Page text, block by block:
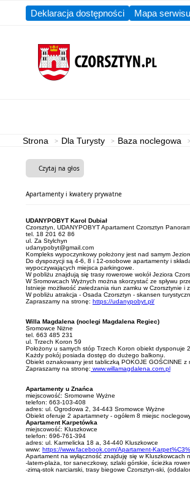
Deklaracja dostępności Mapa serwisu
Strona Dla Turysty Baza noclegowa
Czytaj na głos
Apartamenty i kwatery prywatne
UDANYPOBYT Karol Dubiał
Czorsztyn, UDANYPOBYT Apartament Czorsztyn
tel. 18 201 62 86
ul. Za Stylchyn
udanypobyt@gmail.com
Kompleks wypoczynkowy położony jest nad samym
Do dyspozycji są 4-6, 8 i 12-osobowe apartamenty i
wypoczywających miejsca parkingowe.
W pobliżu znajdują się trasy rowerowe wokół Jeziora
W Sromowcach Wyżnych można skorzystać ze spływu
Istnieje możliwość zwiedzania riun zamku w Czorsztynie i
W pobliżu atrakcja - Osada Czorsztyn - skansen
Zapraszamy na stronę: https://udanypobyt.pl/
Willa Magdalena (noclegi Magdalena Regiec)
Sromowce Niżne
tel. 663 485 231
ul. Trzech Koron 59
Położony u samych stóp Trzech Koron obiekt dysponuje
Każdy pokój posiada dostęp do dużego balkonu.
Obiekt oznakowany jest tabliczką POKOJE GOŚCINNE z
Zapraszamy na stronę: www.willamagdalena.com.pl
Apartamenty u Znańca
miejscowość: Sromowne Wyżne
telefon: 663-103-408
adres: ul. Ogrodowa 2, 34-443 Sromowce Wyżne
Obiekt oferuje 2 apartamnety - ogółem 8 miejsc
Apartament Karpetówka
miejscowość: Kluszkowce
telefon: 696-761-394
adres: ul. Karmelicka 18 a, 34-440 Kluszkowce
www: https://www.facebook.com/Apartament-
Apartament na wyłączność znajduję się w
-latem-plaża, tor saneczkowy, szlaki górskie, ścieżka
-zimą-stok narciarski, trasy biegowe Czorsztyn-ski,